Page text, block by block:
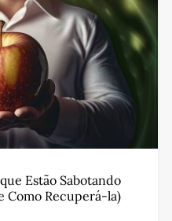
Estão Sabotando
Como Recuperá-la)